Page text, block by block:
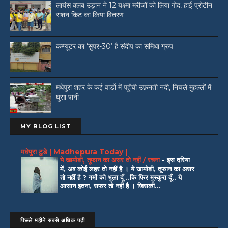
लायंस क्लब उड़ान ने 12 यक्ष्मा मरीजों को लिया गोद, हाई प्रोटीन
राशन किट का किया वितरण
कम्प्यूटर का ‘सुपर-30’ है संदीप का समिधा ग्रुप
मधेपुरा शहर के कई वार्डो में पहुँची उफ़नती नदी, निचले मुहल्लों में
घुसा पानी
MY BLOG LIST
मधेपुरा टुडे | Madhepura Today |
ये खामोशी, तूफान का असर तो नहीं / रचना -इस दरिया
में, अब कोई लहर तो नहीं है । ये खामोशी, तूफान का असर
तो नहीं है ? गमों को भुला दूँ ..कि फिर मुस्कुरा दूँ.. ये
आसान इतना, सफर तो नहीं है । जिसकी...
पिछले महीने सबसे अधिक पढ़ी